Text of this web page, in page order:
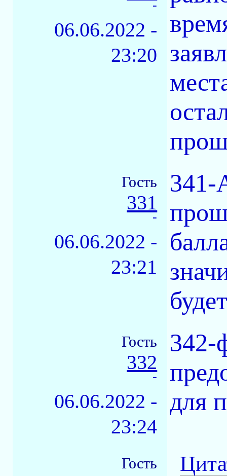
-
06.06.2022 -
23:20
Гость
331
-
06.06.2022 -
23:21
341-
Гость
332
-
06.06.2022 -
23:24
342-
для
Гость